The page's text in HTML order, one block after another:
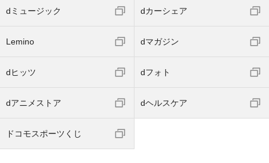
dミュージック dカーシェア
Lemino dマガジン
dヒッツ dフォト
dアニメストア dヘルスケア
ドコモスポーツくじ